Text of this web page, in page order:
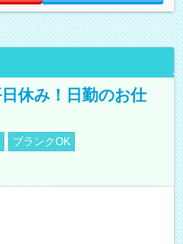
休み！日勤のお仕
ブランクOK